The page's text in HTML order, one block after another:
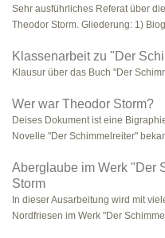
Sehr ausführliches Referat über
Theodor Storm. Gliederung: 1)
Klassenarbeit zu "Der
Klausur über das Buch "Der
Wer war Theodor Storm?
Deises Dokument ist eine
Novelle "Der Schimmelreiter"
Aberglaube im Werk "Der
Storm
In dieser Ausarbeitung wird mit
Nordfriesen im Werk "Der